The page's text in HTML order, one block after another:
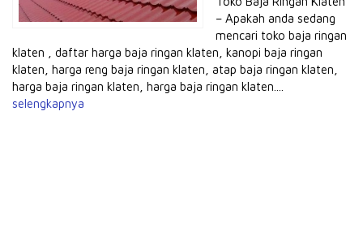
– Apakah anda sedang
mencari toko baja ringan
klaten , daftar harga baja ringan klaten, kanopi baja ringan
klaten, harga reng baja ringan klaten, atap baja ringan klaten,
harga baja ringan klaten, harga baja ringan klaten....
selengkapnya